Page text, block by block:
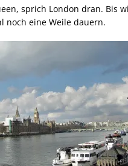
sprich London dran. Bis
noch eine Weile dauern.